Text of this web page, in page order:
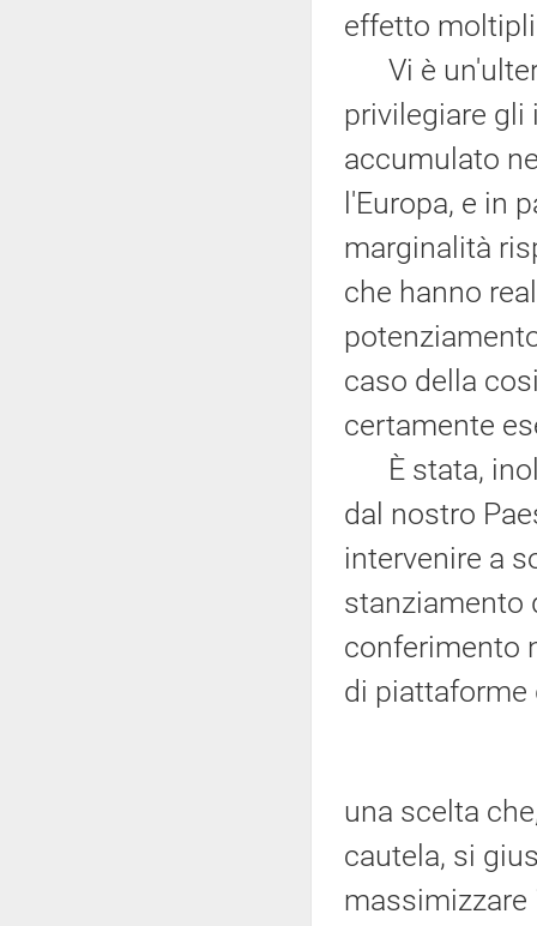
effetto
Vi è
privilegiare
accumulato
l'Europa, e in
marginalità
che hanno
caso della
certamente
È stata,
dal nostro
intervenire a
stanziamento
conferimento
di piattaforme
una scelta
cautela, si